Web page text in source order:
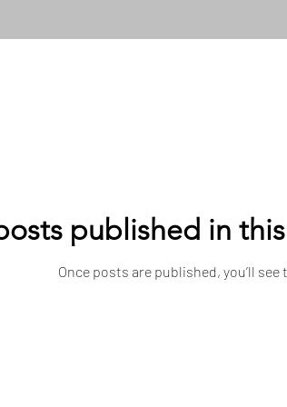
published in
Once posts are published, you’ll see